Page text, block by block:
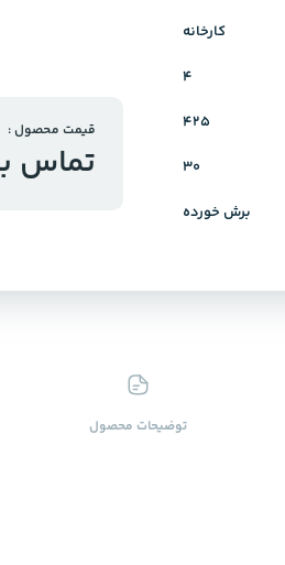
کارخانه
4
425
30
برش خورده
قیمت محصول :
تماس
توضیحات محصول